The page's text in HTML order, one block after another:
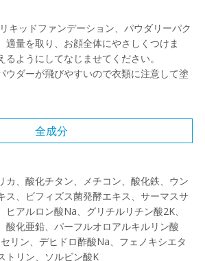
キッドファンデーション、パウダリーパク
適量を取り、お顔全体にやさしくつけま
ようにしてなじませてください。
ダーが飛びやすいので衣類に注意して塗
全成分
カ、酸化チタン、メチコン、酸化鉄、ウン
ス、ビフィズス菌発酵エキス、サーマスサ
ヒアルロン酸Na、グリチルリチン酸2K、
酸化亜鉛、パーフルオロアルキルリン酸
リン、デヒドロ酢酸Na、フェノキシエタ
トリン、ソルビン酸K